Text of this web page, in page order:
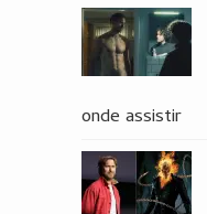
onde assistir